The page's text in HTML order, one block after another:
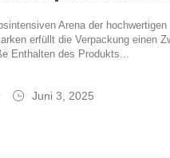
Arena der hochwertigen
erfüllt die Verpackung einen
Enthalten des Produkts...
Juni 3, 2025